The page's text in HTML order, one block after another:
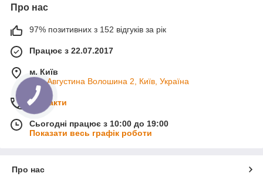
Про нас
97% позитивних з 152 відгуків за рік
Працює з 22.07.2017
м. Київ
вул. Августина Волошина 2, Київ, Україна
Контакти
Сьогодні працює з 10:00 до 19:00
Показати весь графік роботи
Про нас